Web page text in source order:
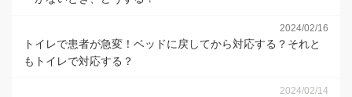
2024/02/16
トイレで患者が急変！ベッドに戻してから対応する？それと
もトイレで対応する？
2024/02/14